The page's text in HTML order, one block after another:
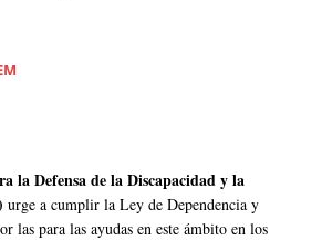
la Defensa de la Discapacidad y la
urge a cumplir la Ley de Dependencia y
las para las ayudas en este ámbito en los